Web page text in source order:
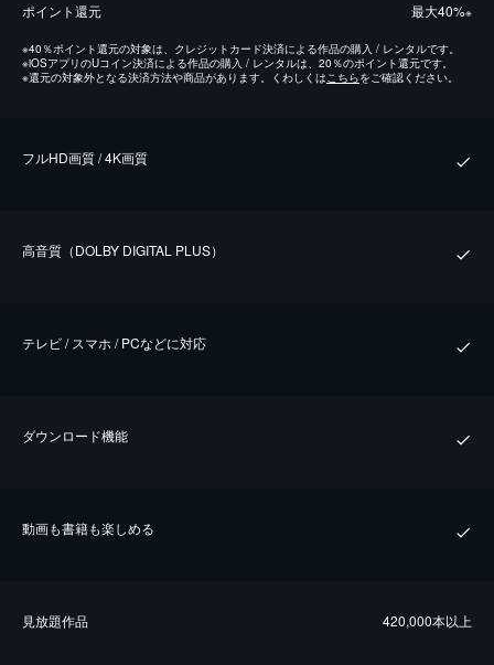
ポイント還元 最⼤40%※
※40％ポイント還元の対象は、クレジットカード決済による作品の購入 / レンタルです。
※iOSアプリのUコイン決済による作品の購入 / レンタルは、20％のポイント還元です。
※還元の対象外となる決済方法や商品があります。くわしくはこちらをご確認ください。
フルHD画質 / 4K画質
⾼⾳質（DOLBY DIGITAL PLUS）
テレビ / スマホ / PCなどに対応
ダウンロード機能
動画も書籍も楽しめる
⾒放題作品 420,000本以上